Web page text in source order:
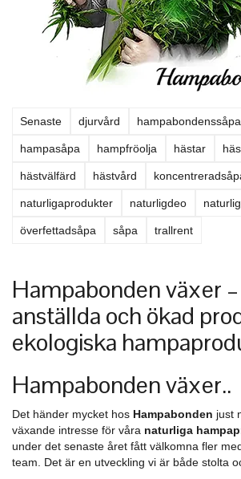
Senaste djurvård hampabondenssåpa
hampasåpa hampfröolja hästar
hästvälfärd hästvård
naturligaprodukter naturligdeo
överfettadsåpa såpa trallrent
Hampabonden växer
anställda och ökad
ekologiska
Hampabonden växer..
Det händer mycket hos Hampabonden just
växande intresse för våra naturliga
under det senaste året fått välkomna fler
team. Det är en utveckling vi är både stolta